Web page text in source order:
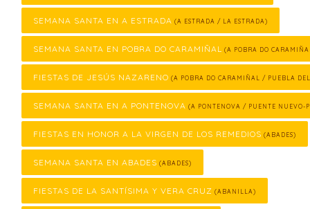
SEMANA SANTA EN A ESTRADA (A ESTRADA / LA ESTRADA)
SEMANA SANTA EN POBRA DO CARAMIÑAL (A POBRA DO
FIESTAS DE JESÚS NAZARENO (A POBRA DO CARAMIÑAL / PUEBLA
SEMANA SANTA EN A PONTENOVA (A PONTENOVA / PUENTE NUEVO-
FIESTAS EN HONOR A LA VIRGEN DE LOS REMEDIOS (ABADES)
SEMANA SANTA EN ABADES (ABADES)
FIESTAS DE LA SANTÍSIMA Y VERA CRUZ (ABANILLA)